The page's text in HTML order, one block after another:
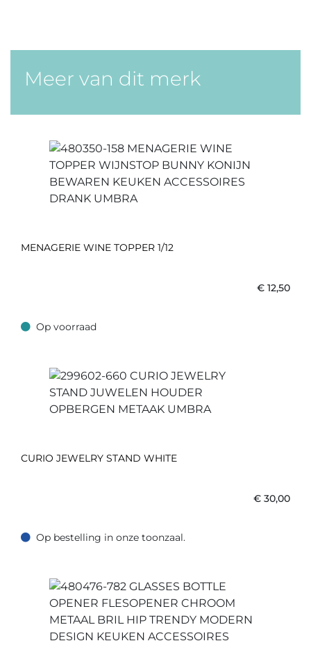
Meer van dit merk
MENAGERIE WINE TOPPER 1/12
€ 12,50
Op voorraad
Op voorraad
CURIO JEWELRY STAND WHITE
€ 30,00
Op bestelling in onze toonzaal.
Op bestelling in onze toonzaal.